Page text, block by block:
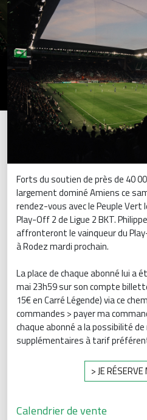
Forts du soutien de près de 40
largement dominé Amiens ce
rendez-vous avec le Peuple Vert
Play-Off 2 de Ligue 2 BKT.
affronteront le vainqueur du
à Rodez mardi prochain.
La place de chaque abonné lui a
mai 23h59 sur son compte
15€ en Carré Légende) via ce
commandes > payer ma
chaque abonné a la possibilité
supplémentaires à tarif
> JE
Calendrier de vente